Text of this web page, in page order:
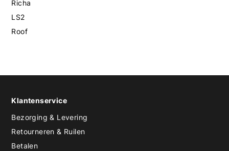
Richa
LS2
Roof
Klantenservice
Bezorging & Levering
Retourneren & Ruilen
Betalen